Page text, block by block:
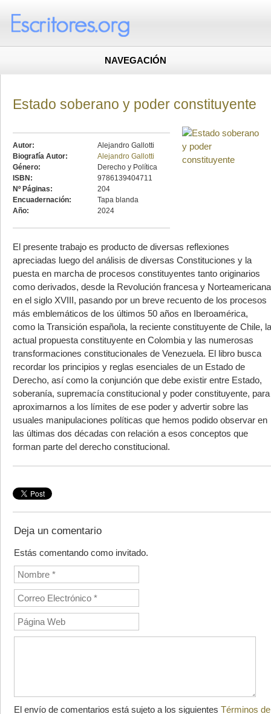
NAVEGACIÓN
Estado soberano y poder constituyente
Autor:
Alejandro Gallotti
Biografía Autor:
Alejandro Gallotti
Género:
Derecho y Política
ISBN:
9786139404711
Nº Páginas:
204
Encuadernación:
Tapa blanda
Año:
2024
El presente trabajo es producto de diversas reflexiones
apreciadas luego del análisis de diversas Constituciones y la
puesta en marcha de procesos constituyentes tanto originarios
como derivados, desde la Revolución francesa y Norteamericana
en el siglo XVIII, pasando por un breve recuento de los procesos
más emblemáticos de los últimos 50 años en Iberoamérica,
como la Transición española, la reciente constituyente de Chile, la
actual propuesta constituyente en Colombia y las numerosas
transformaciones constitucionales de Venezuela. El libro busca
recordar los principios y reglas esenciales de un Estado de
Derecho, así como la conjunción que debe existir entre Estado,
soberanía, supremacía constitucional y poder constituyente, para
aproximarnos a los límites de ese poder y advertir sobre las
usuales manipulaciones políticas que hemos podido observar en
las últimas dos décadas con relación a esos conceptos que
forman parte del derecho constitucional.
Deja un comentario
Estás comentando como invitado.
El envío de comentarios está sujeto a los siguientes Términos de